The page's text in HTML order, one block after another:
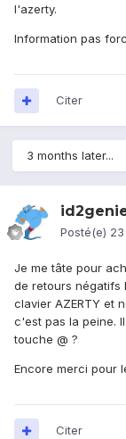
l'azerty.
Information pas
Citer
3 months later...
Posté(e)
Je me tâte pour
de retours négatifs
clavier AZERTY et
c'est pas la peine.
touche @ ?
Encore merci pour
Citer